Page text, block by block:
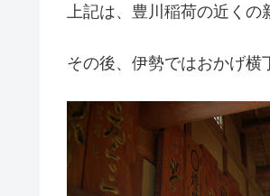
上記は、豊川稲荷の近くの
その後、伊勢ではおかげ横